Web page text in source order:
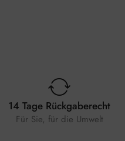
14 Tage Rückgaberecht
Für Sie, für die Umwelt